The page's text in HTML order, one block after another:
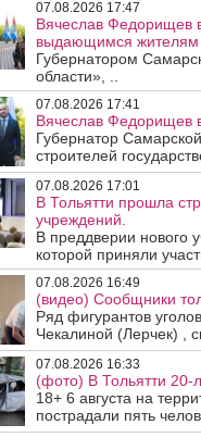
07.08.2026 17:47
Вячеслав Федорищев
выдающимся жителям
Губернатором
области», ..
07.08.2026 17:41
Вячеслав Федорищев
Губернатор
строителей
07.08.2026 17:01
В Тольятти прошла
учреждений.
В преддверии нового
которой приняли
07.08.2026 16:49
(видео) Сообщники
Ряд фигурантов
Чекалиной (Лерчек) ,
07.08.2026 16:33
(фото) В Тольятти 20-
18+ 6 августа на
пострадали пять